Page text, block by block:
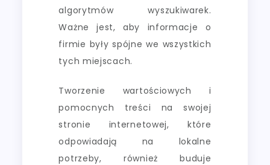
algorytmów wyszukiwarek.
Ważne jest, aby informacje o
firmie były spójne we wszystkich
tych miejscach.
Tworzenie wartościowych i
pomocnych treści na swojej
stronie internetowej, które
odpowiadają na lokalne
potrzeby, również buduje